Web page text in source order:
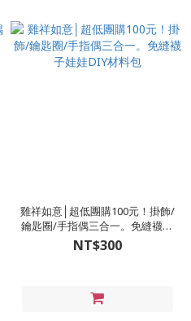
雞祥如意│超低團購100元！掛飾/
鑰匙圈/手指偶三合一。免縫襪子
娃娃DIY材料包
NT$300